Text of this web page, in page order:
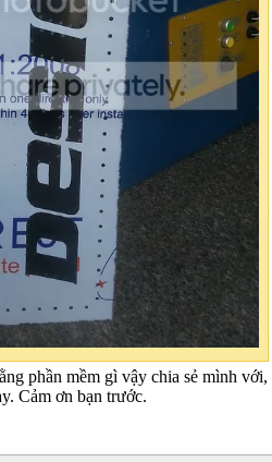
phần mềm gì vậy chia sẻ mình với,
Cảm ơn bạn trước.